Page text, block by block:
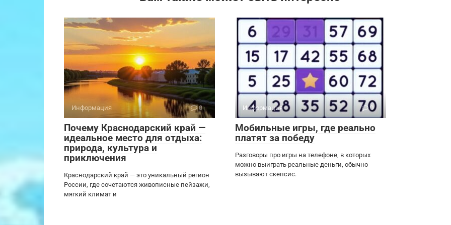
Информация 0
Почему Краснодарский край —
идеальное место для отдыха:
природа, культура и
приключения
Краснодарский край — это уникальный регион
России, где сочетаются живописные пейзажи,
мягкий климат и
Информация 0
Мобильные игры, где реально
платят за победу
Разговоры про игры на телефоне, в которых
можно выиграть реальные деньги, обычно
вызывают скепсис.